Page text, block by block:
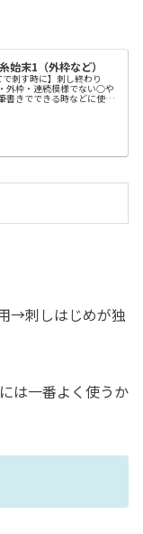
始末1（外枠など）
で刺す時に】刺し終わり
外枠・連続模様でない○や
書きでできる時などに使え
→刺しはじめが独
は一番よく使うか